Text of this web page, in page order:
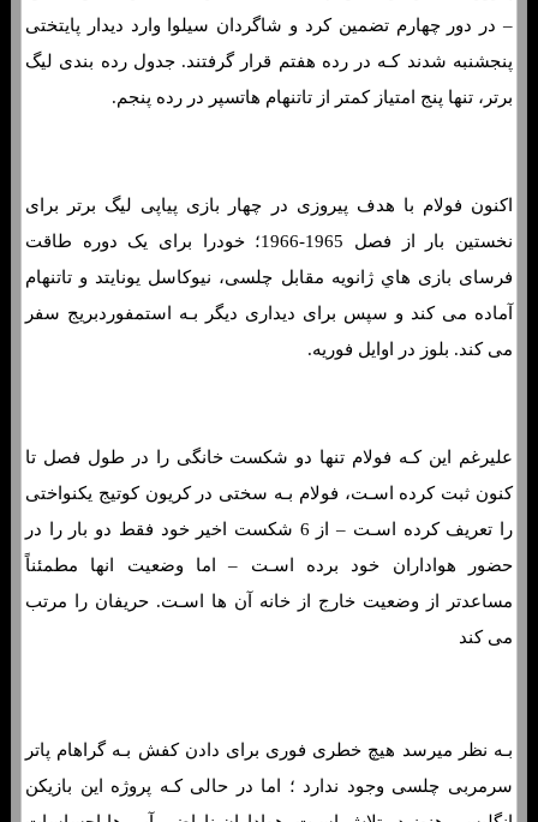
– در دور چهارم تضمین کرد و شاگردان سیلوا وارد دیدار پایتختی
پنجشنبه شدند کـه در رده هفتم قرار گرفتند. جدول رده بندی لیگ
برتر، تنها پنج امتیاز کمتر از تاتنهام هاتسپر در رده پنجم.
اکنون فولام با هدف پیروزی در چهار بازی پیاپی لیگ برتر برای
نخستین بار از فصل 1965-1966؛ خودرا برای یک دوره طاقت
فرسای بازی هاي‌ ژانویه مقابل چلسی، نیوکاسل یونایتد و تاتنهام
آماده می کند و سپس برای دیداری دیگر بـه استمفوردبریج سفر
می کند. بلوز در اوایل فوریه.
علیرغم این کـه فولام تنها دو شکست خانگی را در طول فصل تا
کنون ثبت کرده اسـت، فولام بـه سختی در کریون کوتیج یکنواختی
را تعریف کرده اسـت – از 6 شکست اخیر خود فقط دو بار را در
حضور هواداران خود برده اسـت – اما وضعیت انها مطمئناً
مساعدتر از وضعیت خارج از خانه آن ها اسـت. حریفان را مرتب
می کند
بـه نظر میرسد هیچ خطری فوری برای دادن کفش بـه گراهام پاتر
سرمربی چلسی وجود ندارد ؛ اما در حالی کـه پروژه این بازیکن